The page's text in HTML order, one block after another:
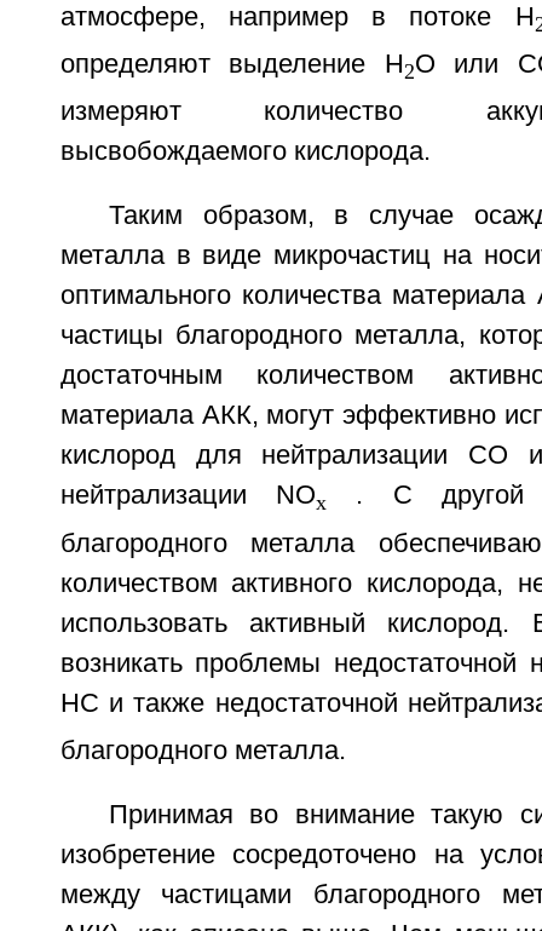
атмосфере, например в потоке H
определяют выделение H2O или
измеряют количество
высвобождаемого кислорода.
Таким образом, в случае
металла в виде микрочастиц на
оптимального количества
частицы благородного металла,
достаточным количеством
материала АКК, могут эффективно
кислород для нейтрализации
нейтрализации NOx
. С другой
благородного металла
количеством активного кислорода,
использовать активный кислород.
возникать проблемы недостаточной
HC и также недостаточной
благородного металла.
Принимая во внимание такую
изобретение сосредоточено на
между частицами благородного